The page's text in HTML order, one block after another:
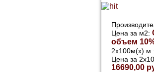
Цена за м2:
объем
2х100м(х) м.:
Цена за
16690,00